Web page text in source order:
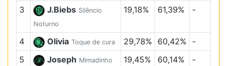
3 J.Biebs Silêncio
Noturno
19,18% 61,39% -
4 Olivia Toque de cura 29,78% 60,42%
-
5
Joseph Mimadinho 19,45% 60,14%
-